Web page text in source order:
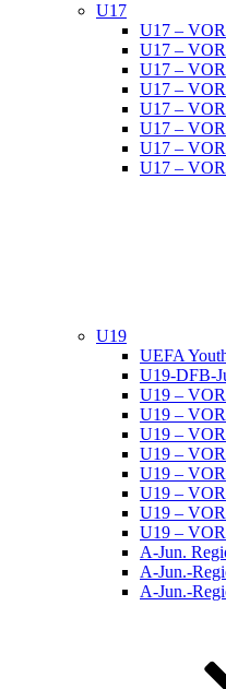
U17
U17 –
U17 –
U17 –
U17 –
U17 –
U17 –
U17 –
U17 –
U19
UEFA
U19-DFB-
U19 –
U19 –
U19 –
U19 –
U19 –
U19 –
U19 –
U19 –
A-Jun.
A-Jun.-
A-Jun.-